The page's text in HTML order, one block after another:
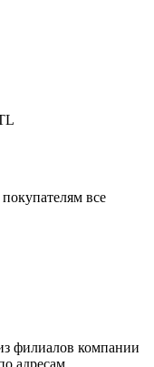
все
филиалов компании
адресам